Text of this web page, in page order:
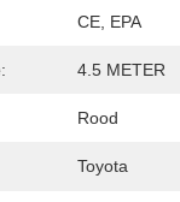
CE, EPA
4.5 METER
Rood
Toyota